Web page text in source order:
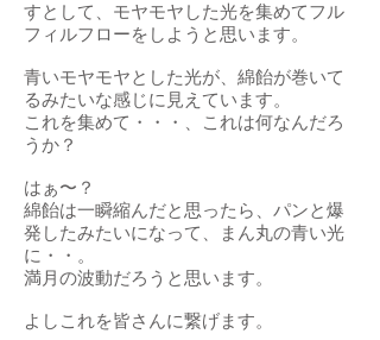
すとして、モヤモヤした光を集めてフル
フィルフローをしようと思います。
青いモヤモヤとした光が、綿飴が巻いて
るみたいな感じに見えています。
これを集めて・・・、これは何なんだろ
うか？
はぁ〜？
綿飴は一瞬縮んだと思ったら、パンと爆
発したみたいになって、まん丸の青い光
に・・。
満月の波動だろうと思います。
よしこれを皆さんに繋げます。